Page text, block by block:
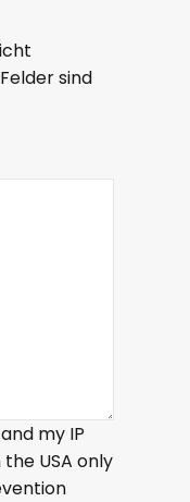
sind
my IP
USA only